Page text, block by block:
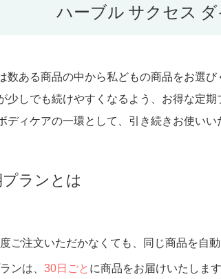
ハーブル サクセス
数ある商品の中から私どもの商品をお選び
少しでも続けやすくなるよう、お得な定期
ディケアの一環として、引き続きお使いい
プランとは
ご注文いただかなくても、同じ商品を自
ンは、 30日ごと に商品をお届けいたします